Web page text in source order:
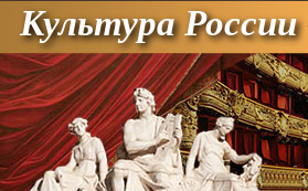
Культура России